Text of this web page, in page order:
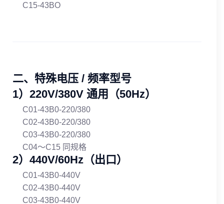
C15-43BO
二、特殊电压 / 频率型号
1）220V/380V 通用（50Hz）
C01-43B0-220/380
C02-43B0-220/380
C03-43B0-220/380
C04～C15 同规格
2）440V/60Hz（出口）
C01-43B0-440V
C02-43B0-440V
C03-43B0-440V